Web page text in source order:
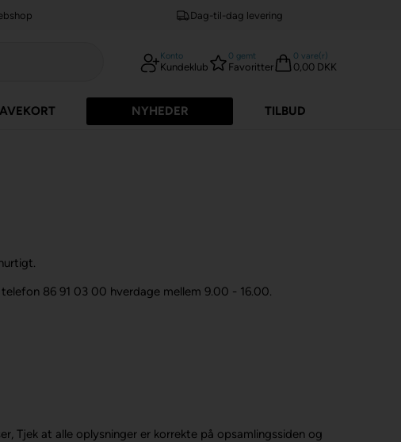
Dag-til-dag levering
Konto
Kundeklub
0 gemt
Favoritter
0 vare(r)
0,00 DKK
NYHEDER TILBUD
86 91 03 00 hverdage mellem 9.00 - 16.00.
at alle oplysninger er korrekte på opsamlingssiden og